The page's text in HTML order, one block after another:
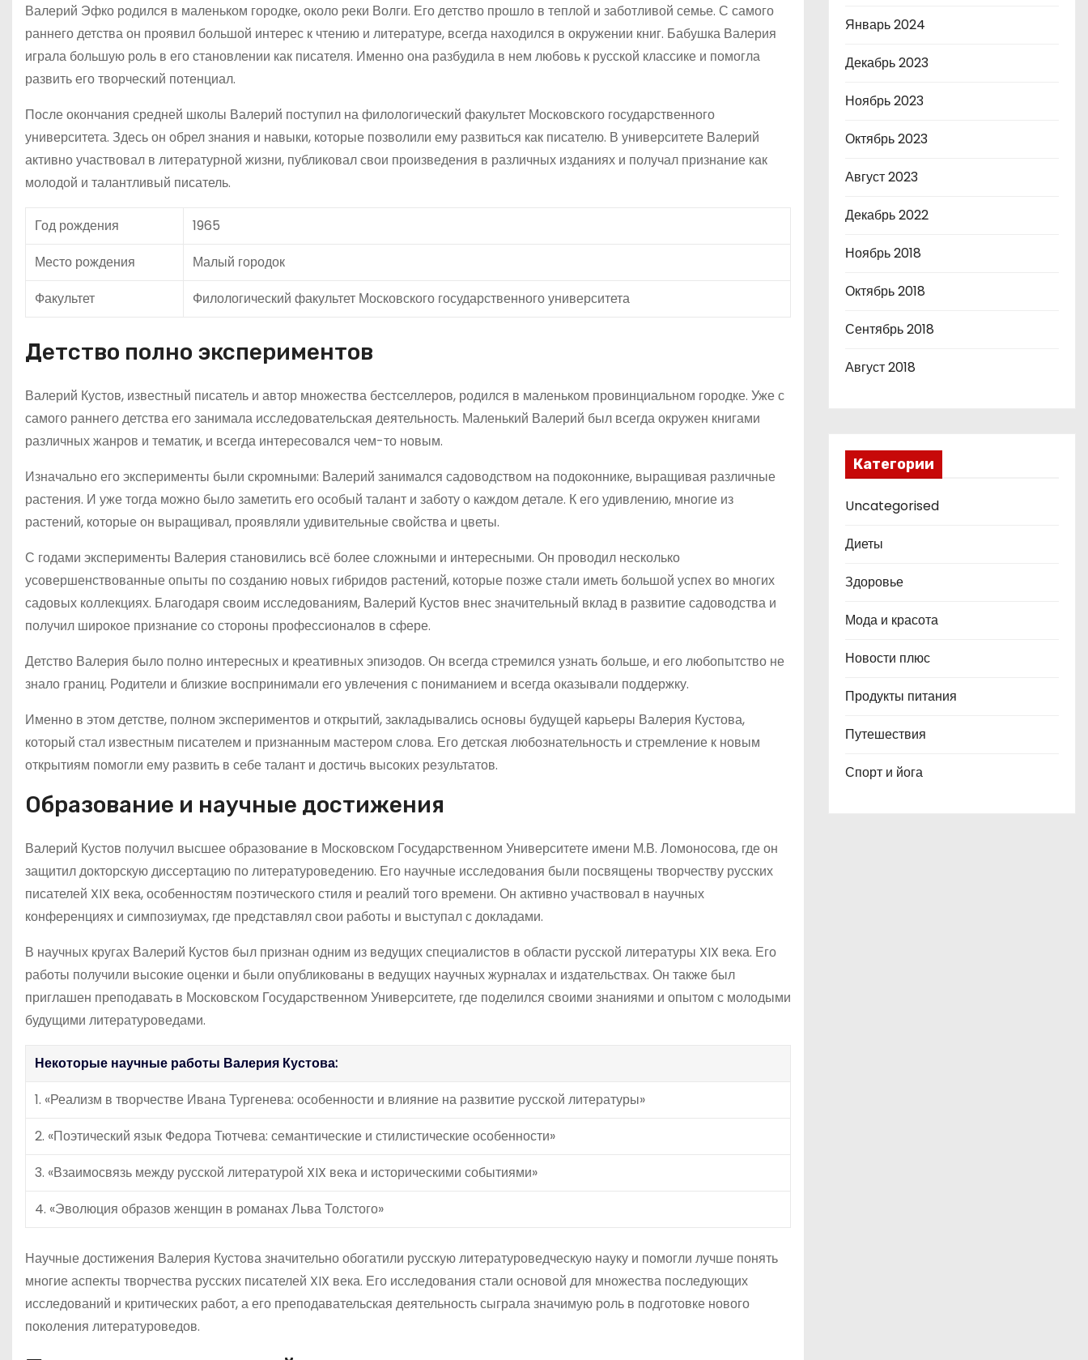
Валерий Эфко родился в маленьком городке, около реки Волги. Его детство прошло в теплой и заботливой семье. С самого
раннего детства он проявил большой интерес к чтению и литературе, всегда находился в окружении книг. Бабушка Валерия
играла большую роль в его становлении как писателя. Именно она разбудила в нем любовь к русской классике и помогла
развить его творческий потенциал.
После окончания средней школы Валерий поступил на филологический факультет Московского государственного
университета. Здесь он обрел знания и навыки, которые позволили ему развиться как писателю. В университете Валерий
активно участвовал в литературной жизни, публиковал свои произведения в различных изданиях и получал признание как
молодой и талантливый писатель.
Год рождения
1965
Место рождения
Малый городок
Факультет
Филологический факультет Московского государственного университета
Детство полно экспериментов
Валерий Кустов, известный писатель и автор множества бестселлеров, родился в маленьком провинциальном городке. Уже с
самого раннего детства его занимала исследовательская деятельность. Маленький Валерий был всегда окружен книгами
различных жанров и тематик, и всегда интересовался чем-то новым.
Изначально его эксперименты были скромными: Валерий занимался садоводством на подоконнике, выращивая различные
растения. И уже тогда можно было заметить его особый талант и заботу о каждом детале. К его удивлению, многие из
растений, которые он выращивал, проявляли удивительные свойства и цветы.
С годами эксперименты Валерия становились всё более сложными и интересными. Он проводил несколько
усовершенствованные опыты по созданию новых гибридов растений, которые позже стали иметь большой успех во многих
садовых коллекциях. Благодаря своим исследованиям, Валерий Кустов внес значительный вклад в развитие садоводства и
получил широкое признание со стороны профессионалов в сфере.
Детство Валерия было полно интересных и креативных эпизодов. Он всегда стремился узнать больше, и его любопытство не
знало границ. Родители и близкие воспринимали его увлечения с пониманием и всегда оказывали поддержку.
Именно в этом детстве, полном экспериментов и открытий, закладывались основы будущей карьеры Валерия Кустова,
который стал известным писателем и признанным мастером слова. Его детская любознательность и стремление к новым
открытиям помогли ему развить в себе талант и достичь высоких результатов.
Образование и научные достижения
Валерий Кустов получил высшее образование в Московском Государственном Университете имени М.В. Ломоносова, где он
защитил докторскую диссертацию по литературоведению. Его научные исследования были посвящены творчеству русских
писателей XIX века, особенностям поэтического стиля и реалий того времени. Он активно участвовал в научных
конференциях и симпозиумах, где представлял свои работы и выступал с докладами.
В научных кругах Валерий Кустов был признан одним из ведущих специалистов в области русской литературы XIX века. Его
работы получили высокие оценки и были опубликованы в ведущих научных журналах и издательствах. Он также был
приглашен преподавать в Московском Государственном Университете, где поделился своими знаниями и опытом с молодыми
будущими литературоведами.
Некоторые научные работы Валерия Кустова:
1. «Реализм в творчестве Ивана Тургенева: особенности и влияние на развитие русской литературы»
2. «Поэтический язык Федора Тютчева: семантические и стилистические особенности»
3. «Взаимосвязь между русской литературой XIX века и историческими событиями»
4. «Эволюция образов женщин в романах Льва Толстого»
Научные достижения Валерия Кустова значительно обогатили русскую литературоведческую науку и помогли лучше понять
многие аспекты творчества русских писателей XIX века. Его исследования стали основой для множества последующих
исследований и критических работ, а его преподавательская деятельность сыграла значимую роль в подготовке нового
поколения литературоведов.
Январь 2024
Декабрь 2023
Ноябрь 2023
Октябрь 2023
Август 2023
Декабрь 2022
Ноябрь 2018
Октябрь 2018
Сентябрь 2018
Август 2018
Категории
Uncategorised
Диеты
Здоровье
Мода и красота
Новости плюс
Продукты питания
Путешествия
Спорт и йога